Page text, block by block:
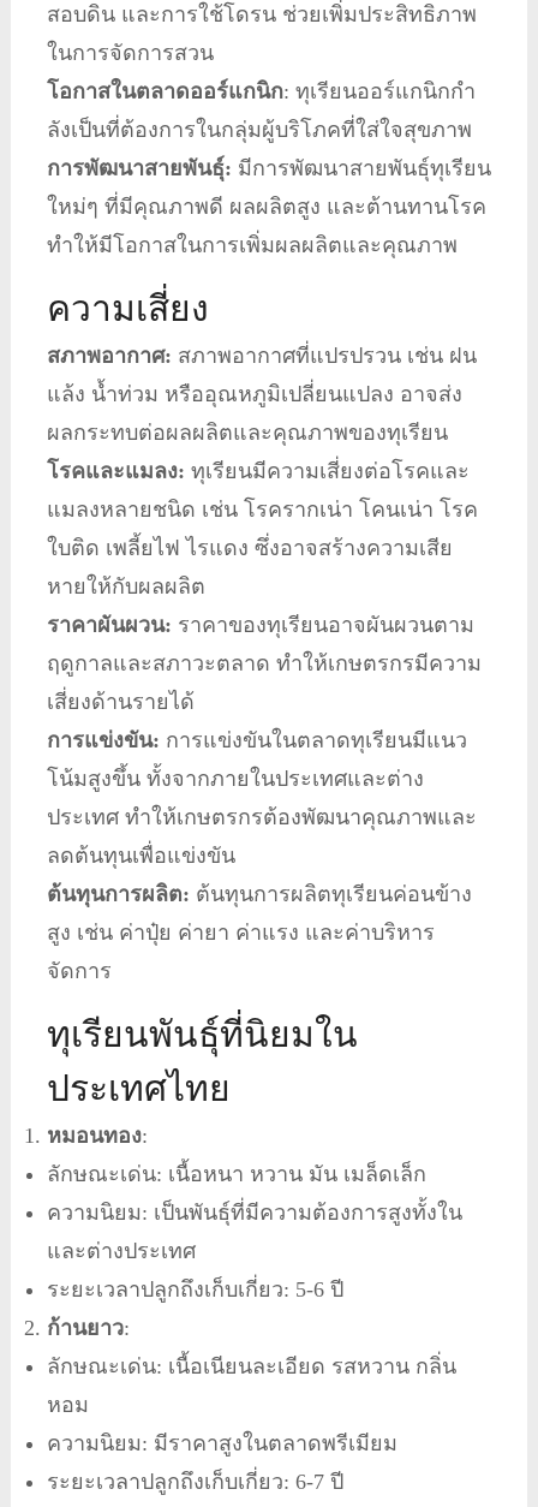
สอบดิน และการใช้โดรน ช่วยเพิ่มประสิทธิภาพ
ในการจัดการสวน
โอกาสในตลาดออร์แกนิก: ทุเรียนออร์แกนิกกำ
ลังเป็นที่ต้องการในกลุ่มผู้บริโภคที่ใส่ใจสุขภาพ
การพัฒนาสายพันธุ์: มีการพัฒนาสายพันธุ์ทุเรียน
ใหม่ๆ ที่มีคุณภาพดี ผลผลิตสูง และต้านทานโรค
ทำให้มีโอกาสในการเพิ่มผลผลิตและคุณภาพ
ความเสี่ยง
สภาพอากาศ: สภาพอากาศที่แปรปรวน เช่น ฝน
แล้ง น้ำท่วม หรืออุณหภูมิเปลี่ยนแปลง อาจส่ง
ผลกระทบต่อผลผลิตและคุณภาพของทุเรียน
โรคและแมลง: ทุเรียนมีความเสี่ยงต่อโรคและ
แมลงหลายชนิด เช่น โรครากเน่า โคนเน่า โรค
ใบติด เพลี้ยไฟ ไรแดง ซึ่งอาจสร้างความเสีย
หายให้กับผลผลิต
ราคาผันผวน: ราคาของทุเรียนอาจผันผวนตาม
ฤดูกาลและสภาวะตลาด ทำให้เกษตรกรมีความ
เสี่ยงด้านรายได้
การแข่งขัน: การแข่งขันในตลาดทุเรียนมีแนว
โน้มสูงขึ้น ทั้งจากภายในประเทศและต่าง
ประเทศ ทำให้เกษตรกรต้องพัฒนาคุณภาพและ
ลดต้นทุนเพื่อแข่งขัน
ต้นทุนการผลิต: ต้นทุนการผลิตทุเรียนค่อนข้าง
สูง เช่น ค่าปุ๋ย ค่ายา ค่าแรง และค่าบริหาร
จัดการ
ทุเรียนพันธุ์ที่นิยมใน
ประเทศไทย
หมอนทอง:
ลักษณะเด่น: เนื้อหนา หวาน มัน เมล็ดเล็ก
ความนิยม: เป็นพันธุ์ที่มีความต้องการสูงทั้งใน
และต่างประเทศ
ระยะเวลาปลูกถึงเก็บเกี่ยว: 5-6 ปี
ก้านยาว:
ลักษณะเด่น: เนื้อเนียนละเอียด รสหวาน กลิ่น
หอม
ความนิยม: มีราคาสูงในตลาดพรีเมียม
ระยะเวลาปลูกถึงเก็บเกี่ยว: 6-7 ปี